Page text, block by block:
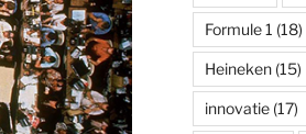
Formule 1 (18)
Heineken(15)
innovatie(17)